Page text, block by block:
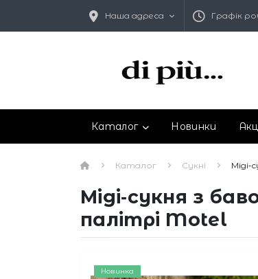
Наша адреса Графік
Каталог Новинки
Каталог Сукні
Міді‑сукня з
палітрі Motel
Новинка